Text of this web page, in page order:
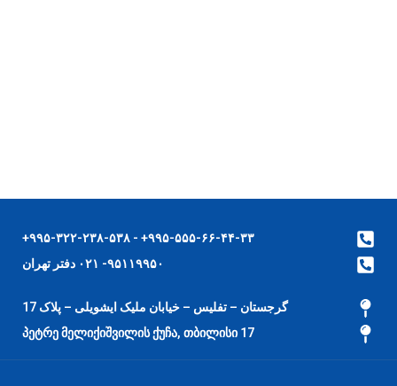
۹۹۵-۵۵۵-۶۶-۴۴-۳۳+ - ۹۹۵-۳۲۲-۲۳۸-۵۳۸+
۹۵۱۱۹۹۵۰- ۰۲۱ دفتر تهران
گرجستان – تفلیس – خیابان ملیک ایشویلی – پلاک 17
17 პეტრე მელიქიშვილის ქუჩა, თბილისი